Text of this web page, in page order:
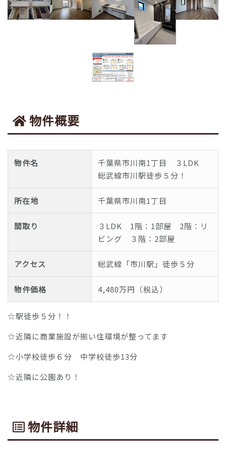
物件概要
物件名
千葉県市川南1丁目 ３LDK
総武線市川駅徒歩５分！
所在地 千葉県市川南1丁目
間取り
３LDK 1階：1部屋 2階：リ
ビング ３階：2部屋
アクセス 総武線「市川駅」徒歩５分
物件価格 4,480万円（税込）
☆駅徒歩５分！！
☆近隣に商業施設が揃い住環境が整ってます
☆小学校徒歩６分 中学校徒歩13分
☆近隣に公園あり！
物件詳細